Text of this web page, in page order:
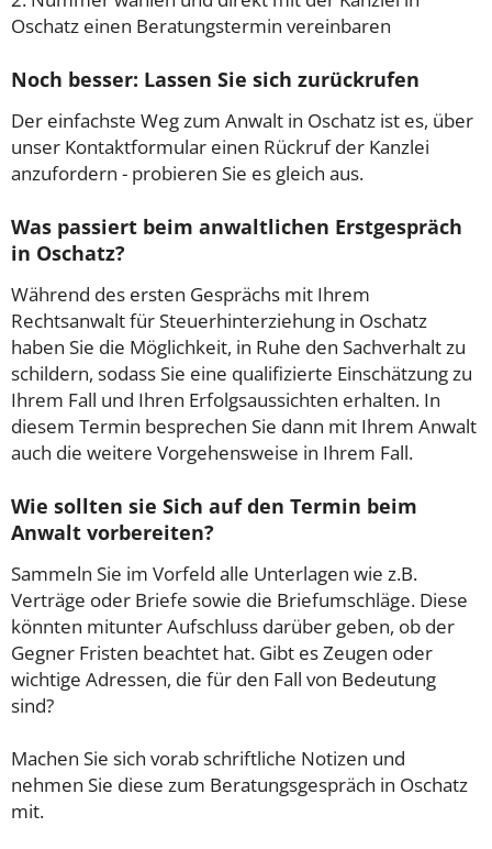
Oschatz einen Beratungstermin vereinbaren
Noch besser: Lassen Sie sich zurückrufen
Der einfachste Weg zum Anwalt in Oschatz ist es, über
unser Kontaktformular einen Rückruf der Kanzlei
anzufordern - probieren Sie es gleich aus.
Was passiert beim anwaltlichen Erstgespräch
in Oschatz?
Während des ersten Gesprächs mit Ihrem
Rechtsanwalt für Steuerhinterziehung in Oschatz
haben Sie die Möglichkeit, in Ruhe den Sachverhalt zu
schildern, sodass Sie eine qualifizierte Einschätzung zu
Ihrem Fall und Ihren Erfolgsaussichten erhalten. In
diesem Termin besprechen Sie dann mit Ihrem Anwalt
auch die weitere Vorgehensweise in Ihrem Fall.
Wie sollten sie Sich auf den Termin beim
Anwalt vorbereiten?
Sammeln Sie im Vorfeld alle Unterlagen wie z.B.
Verträge oder Briefe sowie die Briefumschläge. Diese
könnten mitunter Aufschluss darüber geben, ob der
Gegner Fristen beachtet hat. Gibt es Zeugen oder
wichtige Adressen, die für den Fall von Bedeutung
sind?
Machen Sie sich vorab schriftliche Notizen und
nehmen Sie diese zum Beratungsgespräch in Oschatz
mit.